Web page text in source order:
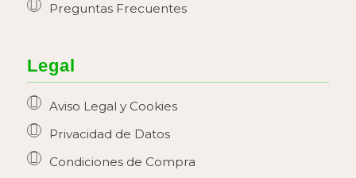
Preguntas Frecuentes
Legal
Aviso Legal y Cookies
Privacidad de Datos
Condiciones de Compra